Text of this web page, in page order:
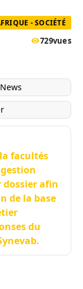
- SOCIÉTÉ
729vues
facultés
dossier afin
de la base
du